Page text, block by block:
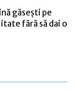
găsești pe
fără să dai o